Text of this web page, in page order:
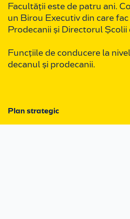
Facultății este de patru ani.
un Birou Executiv din care
Prodecanii și Directorul Școlii
Funcțiile de conducere la
decanul și prodecanii.
Plan strategic